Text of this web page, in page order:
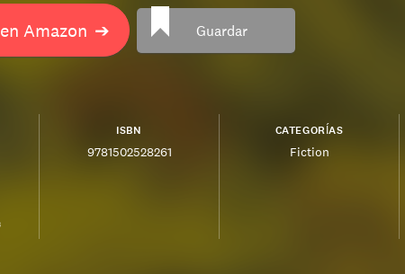
Amazon ➔ Guardar
ISBN
9781502528261
CATEGORÍAS
Fiction